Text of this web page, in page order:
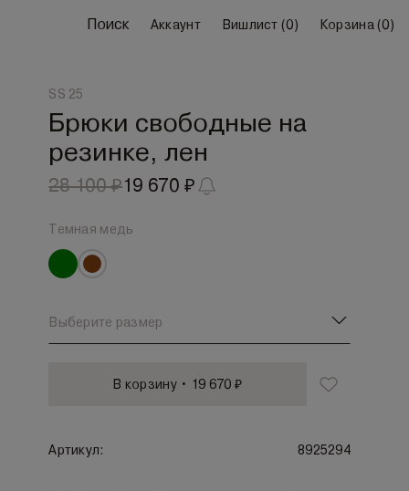
Поиск Аккаунт Вишлист (0) Корзина (0)
SS 25
Брюки свободные на
резинке, лен
28 100 ₽19 670 ₽
Темная медь
Выберите размер
В корзину • 19 670 ₽
Артикул: 8925294